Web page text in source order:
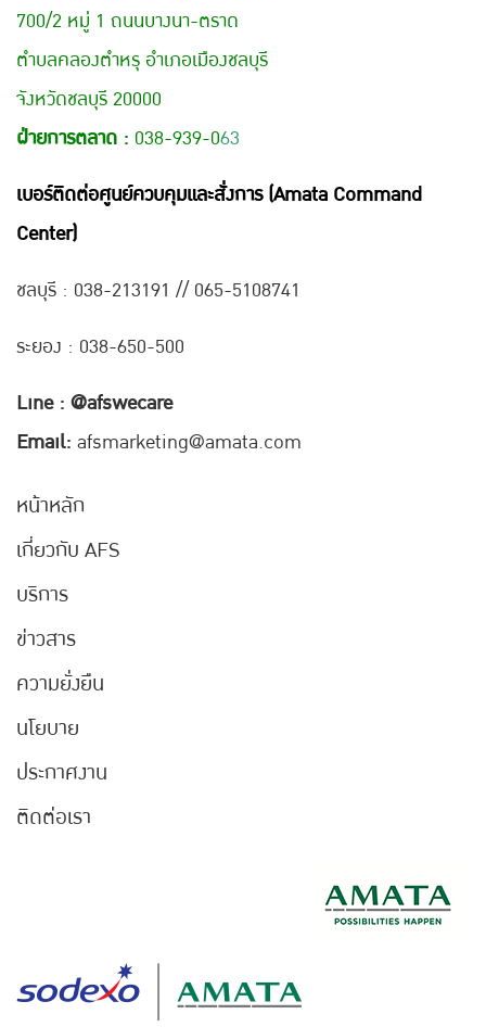
700/2 หมู่ 1 ถนนบางนา-ตราด
ตำบลคลองตำหรุ อำเภอเมืองชลบุรี
จังหวัดชลบุรี 20000
ฝ่ายการตลาด : 038-939-063
เบอร์ติดต่อศูนย์ควบคุมและสั่งการ (Amata Command
Center)
ชลบุรี : 038-213191 // 065-5108741
ระยอง : 038-650-500
Line : @afswecare
Email: afsmarketing@amata.com
หน้าหลัก
เกี่ยวกับ AFS
บริการ
ข่าวสาร
ความยั่งยืน
นโยบาย
ประกาศงาน
ติดต่อเรา